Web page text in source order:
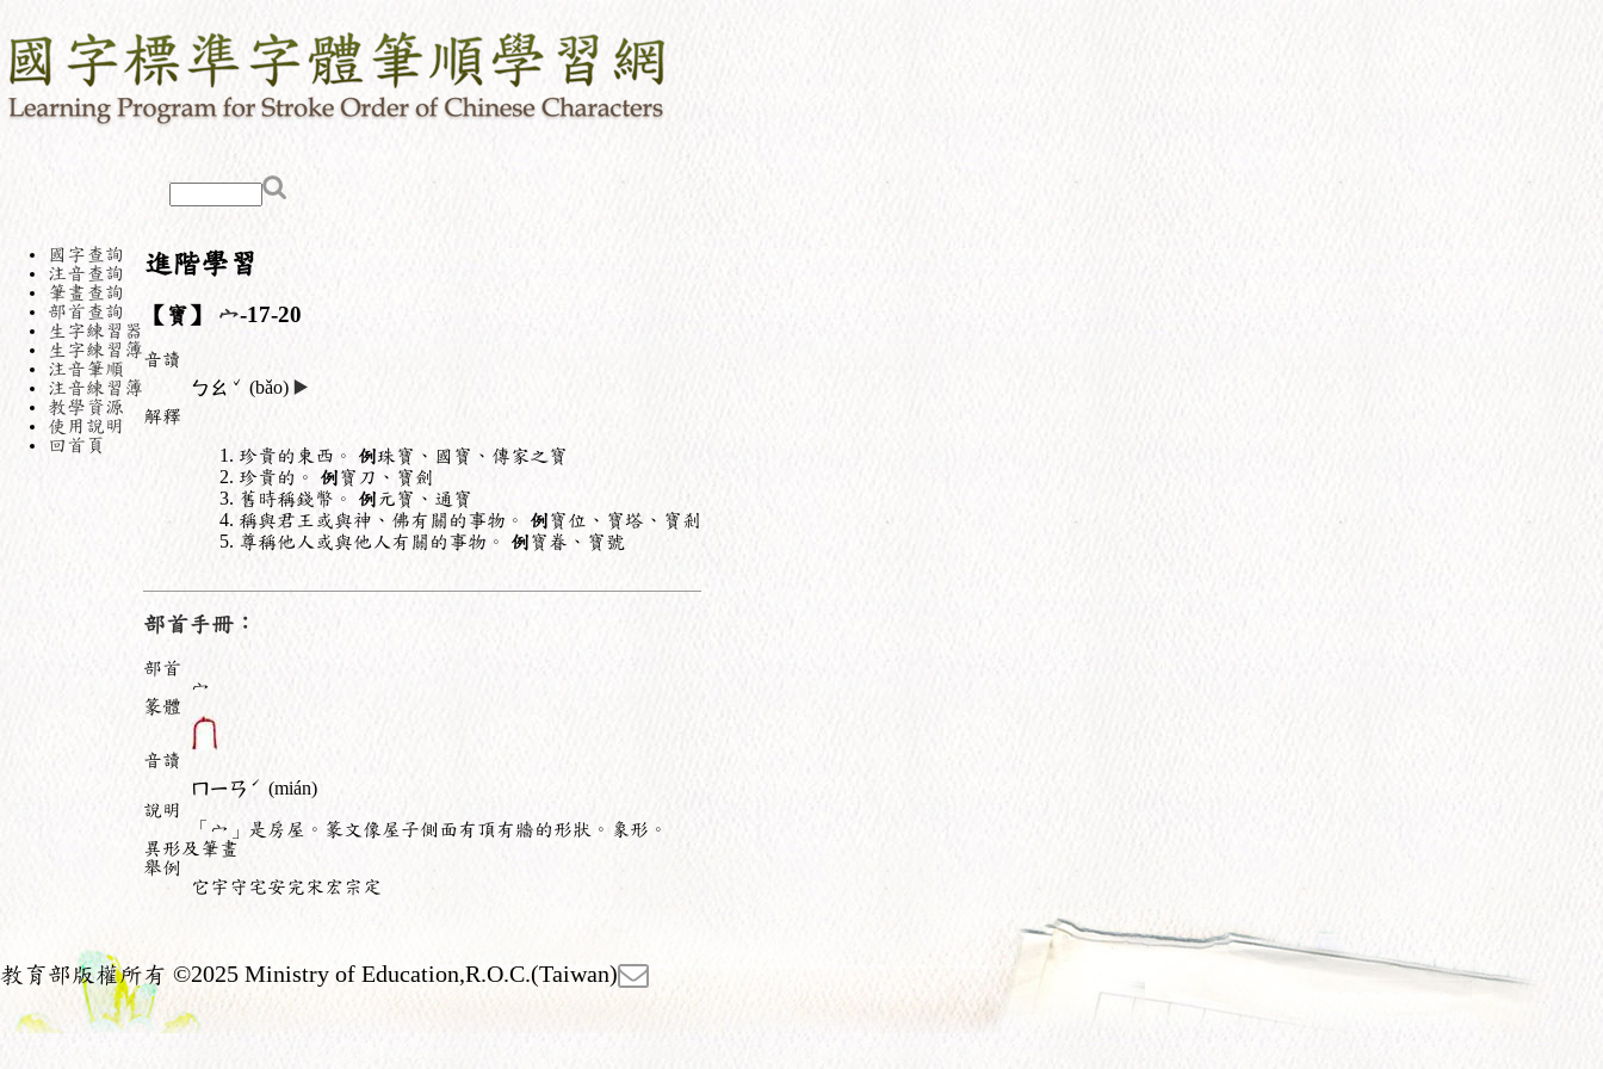
國字查詢
注音查詢
筆畫查詢
部首查詢
生字練習器
生字練習簿
注音筆順
注音練習簿
教學資源
使用說明
回首頁
進階學習
【寶】 宀-17-20
音讀
ㄅㄠ ˇ (bǎo) ▶️
解釋
珍貴的東西。 例珠寶、國寶、傳家之寶
珍貴的。 例寶刀、寶劍
舊時稱錢幣。 例 元寶、通寶
稱與君王或與神、佛有關的事物。 例寶位、寶塔、寶剎
尊稱他人或與他人有關的事物。 例寶眷、寶號
部首手冊：
部首
宀
篆體
音讀
ㄇㄧㄢ ˊ (mián)
說明
「宀」是房屋。篆文像屋子側面有頂有牆的形狀。象形。
異形及筆畫
舉例
它宇守宅安完宋宏宗定
教育部版權所有 ©2025 Ministry of Education,R.O.C.(Taiwan)